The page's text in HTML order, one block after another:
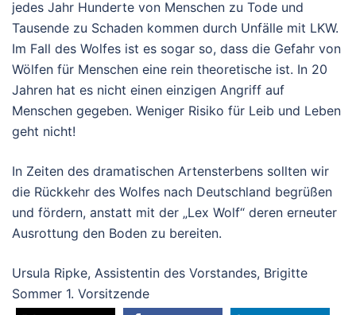
jedes Jahr Hunderte von Menschen zu Tode und
Tausende zu Schaden kommen durch Unfälle mit LKW.
Im Fall des Wolfes ist es sogar so, dass die Gefahr von
Wölfen für Menschen eine rein theoretische ist. In 20
Jahren hat es nicht einen einzigen Angriff auf
Menschen gegeben. Weniger Risiko für Leib und Leben
geht nicht!
In Zeiten des dramatischen Artensterbens sollten wir
die Rückkehr des Wolfes nach Deutschland begrüßen
und fördern, anstatt mit der „Lex Wolf“ deren erneuter
Ausrottung den Boden zu bereiten.
Ursula Ripke, Assistentin des Vorstandes, Brigitte
Sommer 1. Vorsitzende